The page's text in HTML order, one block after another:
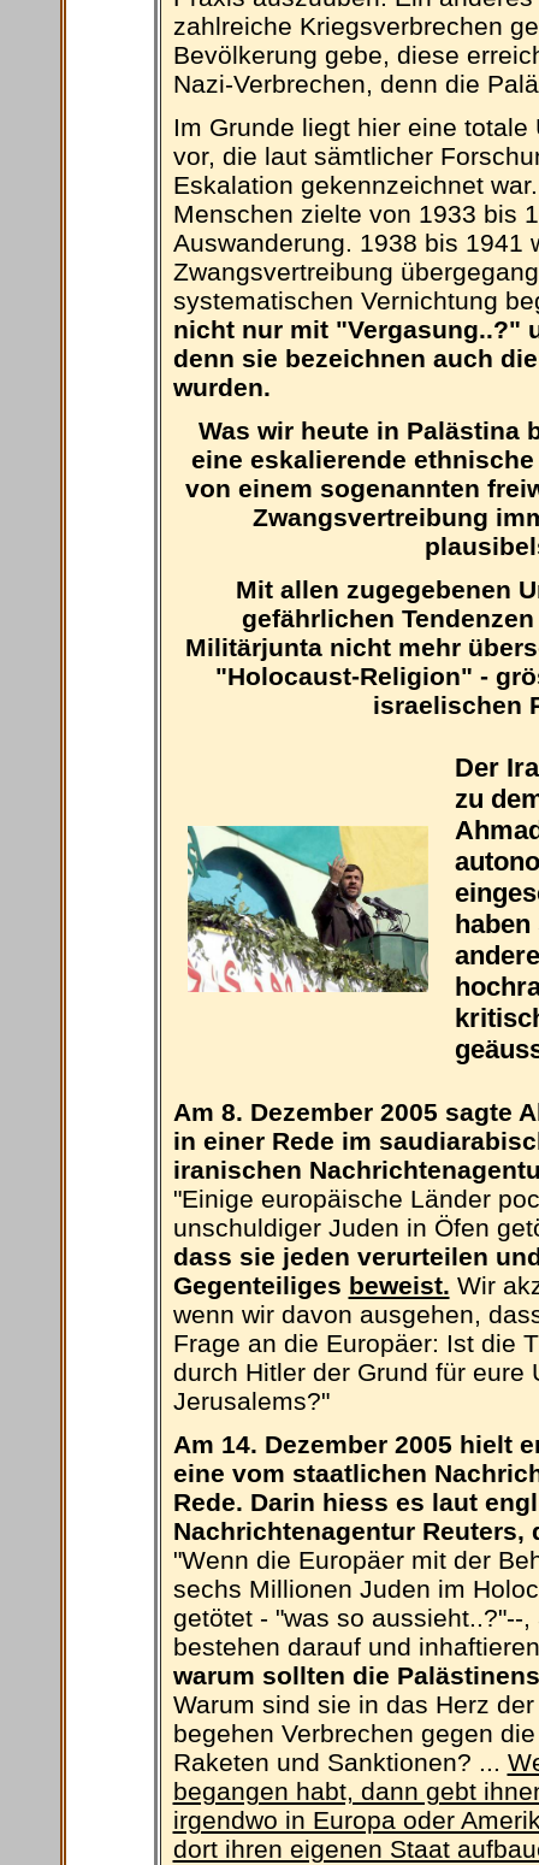
zahlreiche Kriegsverbrechen
Bevölkerung gebe, diese
Nazi-Verbrechen, denn die
Im Grunde liegt hier eine
vor, die laut sämtlicher
Eskalation gekennzeichnet
Menschen zielte von 1933 bis
Auswanderung. 1938 bis 1941
Zwangsvertreibung
systematischen Vernichtung
nicht nur mit "Vergasung..?"
denn sie bezeichnen auch
wurden.
Was wir heute in Palästina
eine eskalierende
von einem sogenannten
Zwangsvertreibung
Mit allen zugegebenen
gefährlichen
Militärjunta nicht mehr
"Holocaust-Religion" -
israelischen
Der
zu
Am 8. Dezember 2005 sagte
in einer Rede im
iranischen
"Einige europäische Länder
unschuldiger Juden in Öfen
dass sie jeden verurteilen
Gegenteiliges beweist. Wir
wenn wir davon ausgehen,
Frage an die Europäer: Ist die
durch Hitler der Grund für eure
Jerusalems?"
Am 14. Dezember 2005 hielt
eine vom staatlichen
Rede. Darin hiess es laut
Nachrichtenagentur Reuters,
"Wenn die Europäer mit der
sechs Millionen Juden im
getötet - "was so aussieht..?"--
bestehen darauf und
warum sollten die
Warum sind sie in das Herz
begehen Verbrechen gegen
Raketen und Sanktionen? ...
begangen habt, dann gebt
irgendwo in Europa oder
dort ihren eigenen Staat